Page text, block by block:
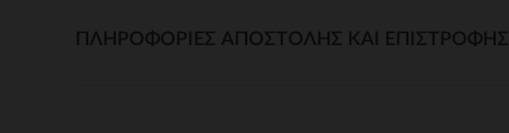
ΠΛΗΡΟΦΟΡΊΕΣ ΑΠΟΣΤΟΛΉΣ ΚΑΙ ΕΠΙΣΤΡΟΦΉΣ